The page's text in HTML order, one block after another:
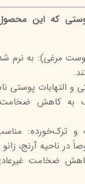
که این
مرغی): به نرم
التهابات پوستی
به کاهش ضخامت
ترک‌خورده:
ناحیه آرنج، زانو
کاهش ضخامت